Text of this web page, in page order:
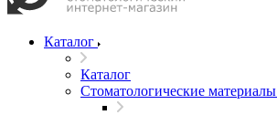
Каталог
Каталог
Стоматологические материалы